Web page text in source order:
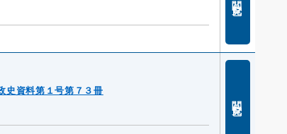
史資料第１号第７３冊